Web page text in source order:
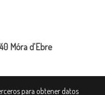
Móra d'Ebre
para obtener datos